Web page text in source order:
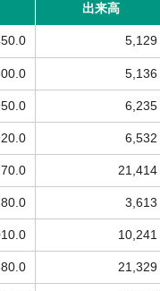
出来高
5,129
5,136
6,235
6,532
21,414
3,613
10,241
21,329